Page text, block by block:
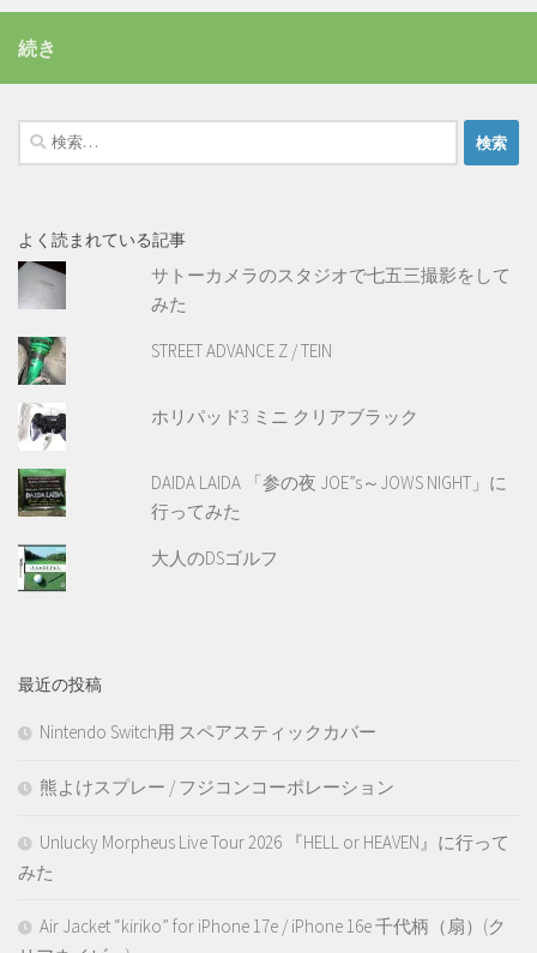
続き
検
索:
よく読まれている記事
サトーカメラのスタジオで七五三撮影をして
みた
STREET ADVANCE Z / TEIN
ホリパッド3 ミニ クリアブラック
DAIDA LAIDA 「参の夜 JOE”s～JOWS NIGHT」に
行ってみた
大人のDSゴルフ
最近の投稿
Nintendo Switch用 スペアスティックカバー
熊よけスプレー / フジコンコーポレーション
Unlucky Morpheus Live Tour 2026 『HELL or HEAVEN』に行って
みた
Air Jacket “kiriko” for iPhone 17e / iPhone 16e 千代柄（扇）(ク